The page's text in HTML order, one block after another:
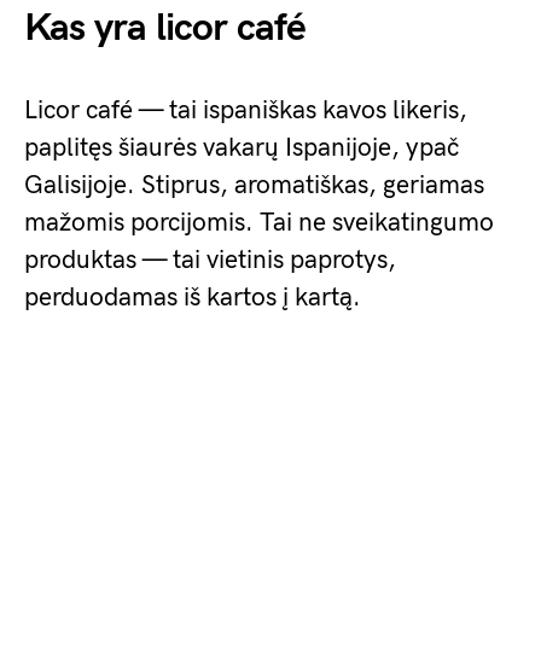
Kas yra licor café
Licor café — tai ispaniškas kavos likeris,
paplitęs šiaurės vakarų Ispanijoje, ypač
Galisijoje. Stiprus, aromatiškas, geriamas
mažomis porcijomis. Tai ne sveikatingumo
produktas — tai vietinis paprotys,
perduodamas iš kartos į kartą.